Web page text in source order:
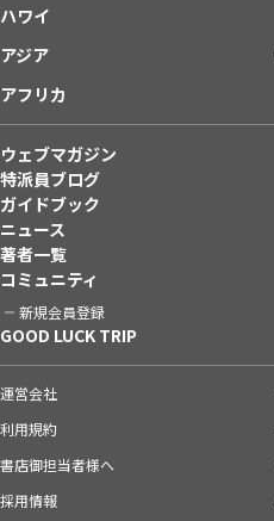
ハワイ
アジア
アフリカ
ウェブマガジン
特派員ブログ
ガイドブック
ニュース
著者一覧
コミュニティ
新規会員登録
GOOD LUCK TRIP
運営会社
利用規約
書店御担当者様へ
採用情報